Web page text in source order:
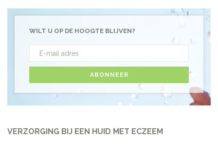
WILT U OP DE HOOGTE BLIJVEN?
ABONNEER
VERZORGING BIJ EEN HUID MET ECZEEM